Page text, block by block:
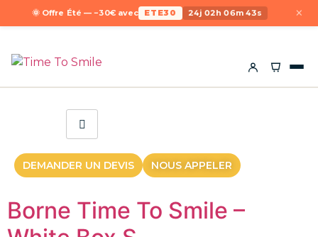
🌞 Offre Été — −30€ avec ETE30 24j 02h 06m 43s ×
DEMANDER UN DEVIS NOUS APPELER
Borne Time To Smile –